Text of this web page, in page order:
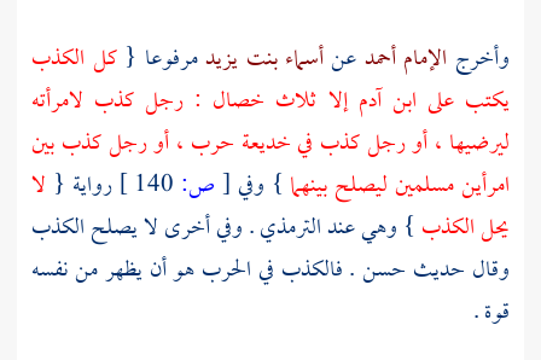
وأخرج الإمام أحمدعنأسماء بنت يزيدمرفوعا {كل الكذب
يكتب على ابنآدمإلا ثلاث خصال : رجل كذب لامرأته
ليرضيها ، أو رجل كذب في خديعة حرب ، أو رجل كذب بين
امرأين مسلمين ليصلح بينهما } وفي[ص: رواية { لا
يحل الكذب } وهي عندالترمذي. وفي أخرى لا يصلح الكذب
وقال حديث حسن . فالكذب في الحرب هو أن يظهر من نفسه
قوة .